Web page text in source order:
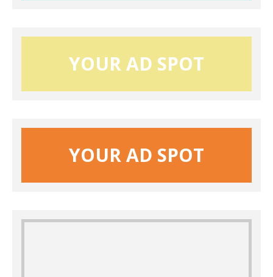
YOUR AD SPOT
YOUR AD SPOT